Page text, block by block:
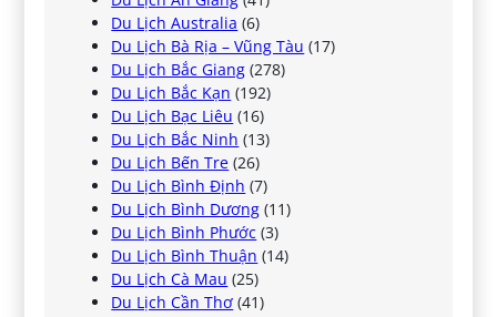
Du Lịch Australia (6)
Du Lịch Bà Rịa – Vũng Tàu (17)
Du Lịch Bắc Giang (278)
Du Lịch Bắc Kạn (192)
Du Lịch Bạc Liêu (16)
Du Lịch Bắc Ninh (13)
Du Lịch Bến Tre (26)
Du Lịch Bình Định (7)
Du Lịch Bình Dương (11)
Du Lịch Bình Phước (3)
Du Lịch Bình Thuận (14)
Du Lịch Cà Mau (25)
Du Lịch Cần Thơ (41)